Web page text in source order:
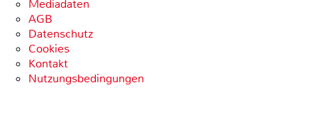
Mediadaten
AGB
Datenschutz
Cookies
Kontakt
Nutzungsbedingungen